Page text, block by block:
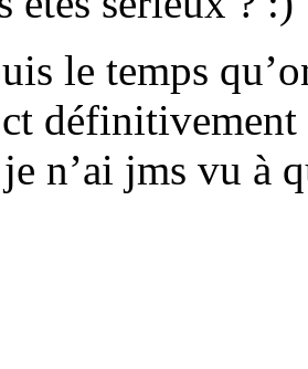
le temps
n’ai jms vu à